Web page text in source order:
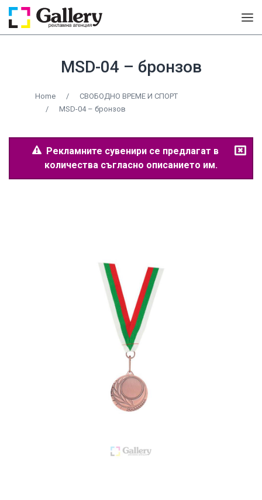
MSD-04 – бронзов
Home /
СВОБОДНО ВРЕМЕ И СПОРТ
/
MSD-04 – бронзов
Рекламните сувенири се предлагат в
количества съгласно описанието им.